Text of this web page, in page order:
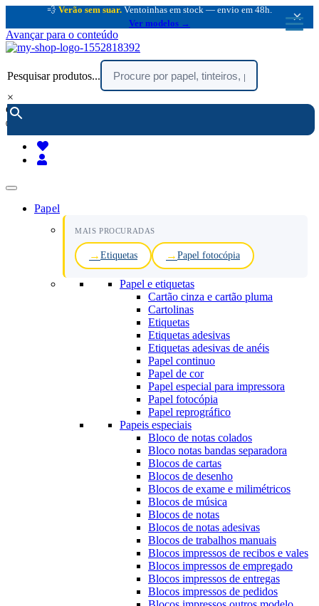
💨 Verão sem suar. Ventoinhas em stock — envio em 48h.
Ver modelos →
×
Avançar para o conteúdo
Pesquisar produtos...
×
encomendar por telefone :
(chamada rede fixa nacional)
Papel
MAIS PROCURADAS
Etiquetas Papel fotocópia
Papel e etiquetas
Cartão cinza e cartão pluma
Cartolinas
Etiquetas
Etiquetas adesivas
Etiquetas adesivas de anéis
Papel continuo
Papel de cor
Papel especial para impressora
Papel fotocópia
Papel reprográfico
Papeis especiais
Bloco de notas colados
Bloco notas bandas separadora
Blocos de cartas
Blocos de desenho
Blocos de exame e milimétricos
Blocos de música
Blocos de notas
Blocos de notas adesivas
Blocos de trabalhos manuais
Blocos impressos de recibos e vales
Blocos impressos de empregado
Blocos impressos de entregas
Blocos impressos de pedidos